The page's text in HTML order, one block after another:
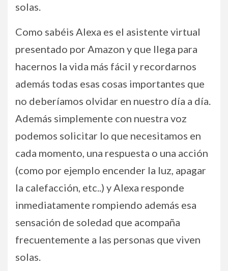
solas.
Como sabéis Alexa es el asistente virtual
presentado por Amazon y que llega para
hacernos la vida más fácil y recordarnos
además todas esas cosas importantes que
no deberíamos olvidar en nuestro día a día.
Además simplemente con nuestra voz
podemos solicitar lo que necesitamos en
cada momento, una respuesta o una acción
(como por ejemplo encender la luz, apagar
la calefacción, etc..) y Alexa responde
inmediatamente rompiendo además esa
sensación de soledad que acompaña
frecuentemente a las personas que viven
solas.